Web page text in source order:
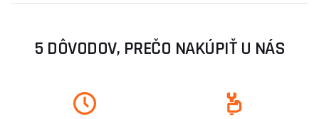
5 DÔVODOV, PREČO NAKÚPIŤ U NÁS